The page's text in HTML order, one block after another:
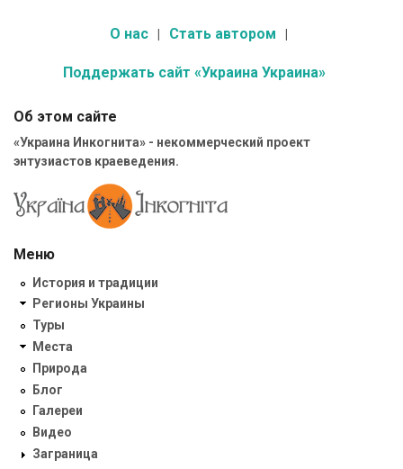
О нас Стать автором
Поддержать сайт «Украина Украина»
Об этом сайте
«Украина Инкогнита» - некоммерческий проект
энтузиастов краеведения.
Меню
История и традиции
Регионы Украины
Туры
Места
Природа
Блог
Галереи
Видео
Заграница